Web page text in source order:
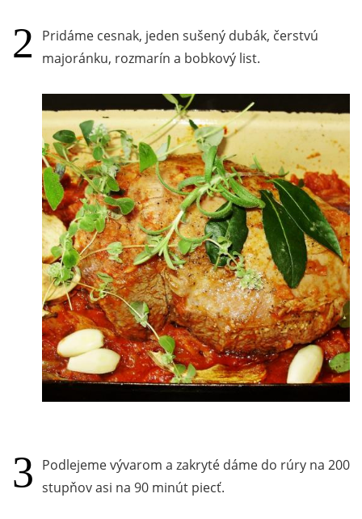
Pridáme cesnak, jeden sušený dubák, čerstvú
majoránku, rozmarín a bobkový list.
Podlejeme vývarom a zakryté dáme do rúry na 200
stupňov asi na 90 minút piecť.